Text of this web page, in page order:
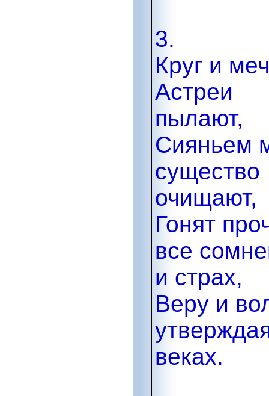
3.
Круг и меч
Астреи
пылают,
Сияньем
существо
очищают,
Гонят
все
и страх,
Веру и
веках.